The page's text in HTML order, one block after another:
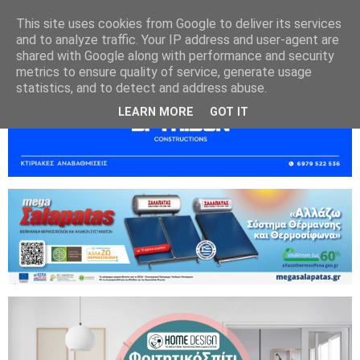
This site uses cookies from Google to deliver its services
and to analyze traffic. Your IP address and user-agent are
shared with Google along with performance and security
metrics to ensure quality of service, generate usage
statistics, and to detect and address abuse.
LEARN MORE GOT IT